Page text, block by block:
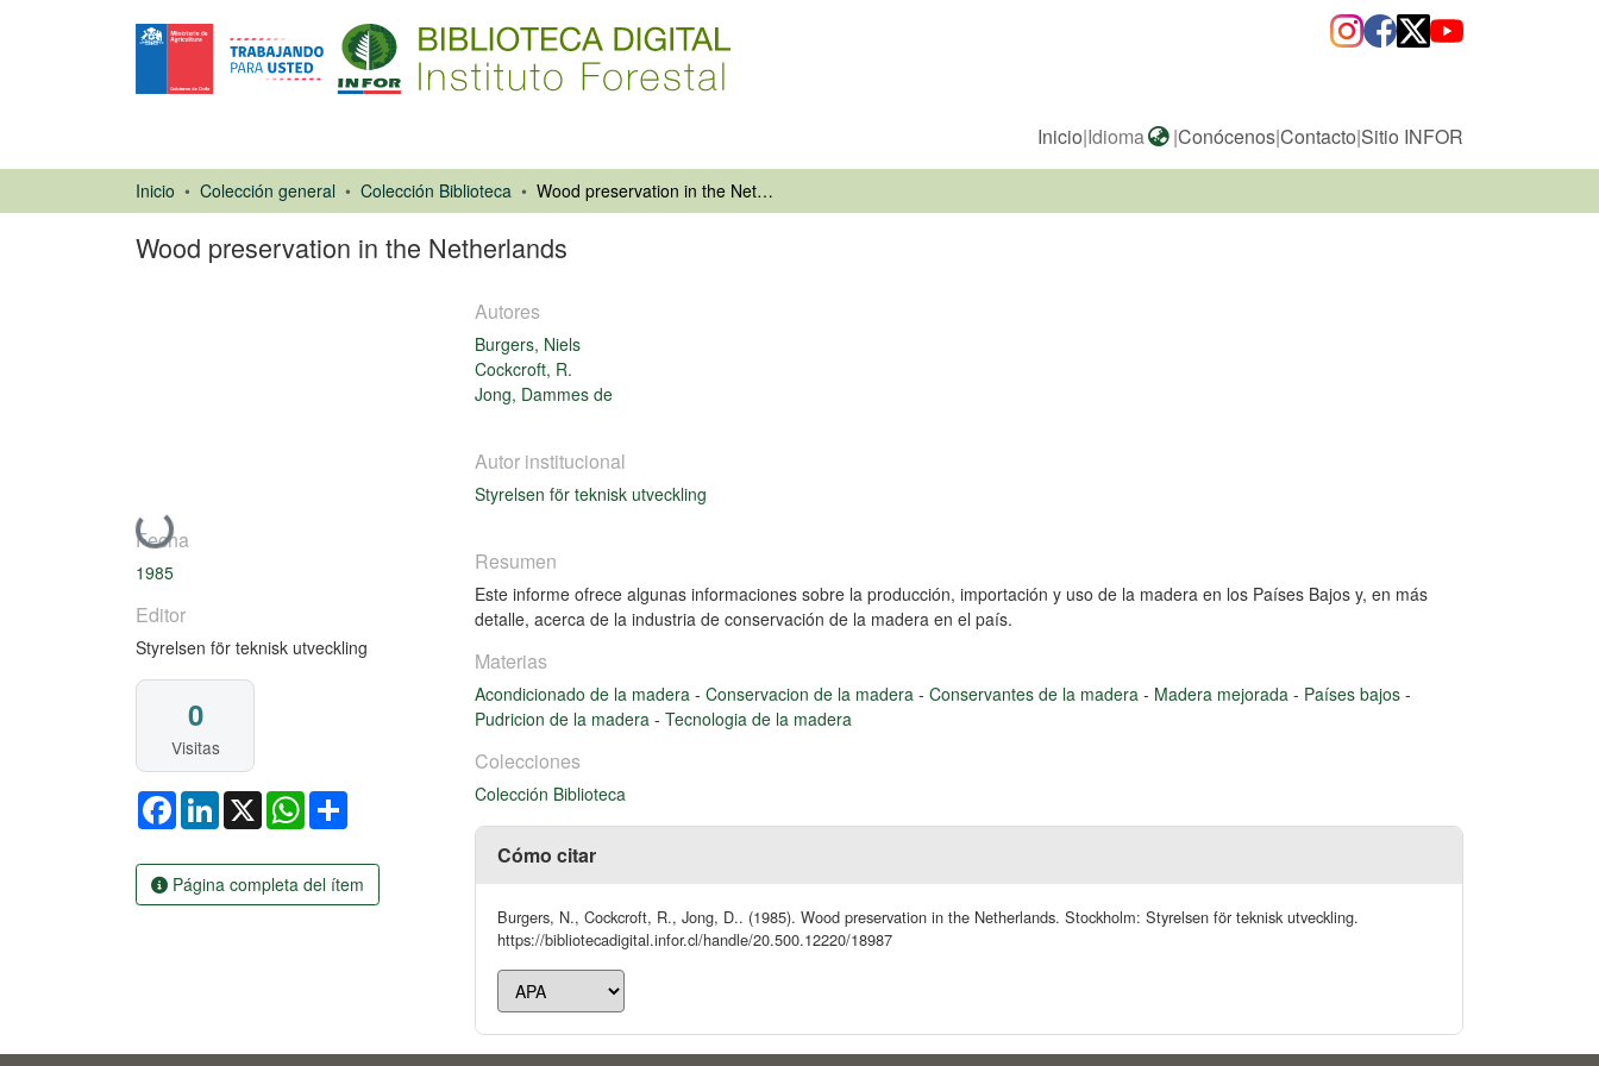
Inicio|Idioma |Conócenos|Contacto|Sitio INFOR
Inicio Colección general Colección Biblioteca Wood preservation in the Netherlands
Wood preservation in the Netherlands
Cargando...
Fecha
1985
Editor
Styrelsen för teknisk utveckling
0
Visitas
FacebookLinkedIn
X WhatsApp
Página completa del ítem
Autores
Burgers, Niels
Cockcroft, R.
Jong, Dammes de
Autor institucional
Styrelsen för teknisk utveckling
Resumen
Este informe ofrece algunas informaciones sobre la producción, importación y uso de la madera en los Países Bajos y, en más
detalle, acerca de la industria de conservación de la madera en el país.
Materias
Acondicionado de la madera - Conservacion de la madera - Conservantes de la madera - Madera mejorada - Países bajos -
Pudricion de la madera - Tecnologia de la madera
Colecciones
Colección Biblioteca
Cómo citar
Burgers, N., Cockcroft, R., Jong, D.. (1985). Wood preservation in the Netherlands. Stockholm: Styrelsen för teknisk utveckling.
https://bibliotecadigital.infor.cl/handle/20.500.12220/18987